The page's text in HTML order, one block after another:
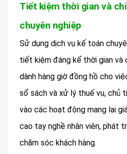
Tiết kiệm thời gian và
chuyên nghiệp
Sử dụng dịch vụ kế toán
tiết kiệm đáng kể thời gian và
dành hàng giờ đồng hồ cho
sổ sách và xử lý thuế vụ, chủ
vào các hoạt động mang lại
cao tay nghề nhân viên, phát
chăm sóc khách hàng.